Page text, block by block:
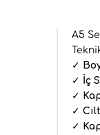
A5
✓
✓ İç
✓
✓ Cilt
✓